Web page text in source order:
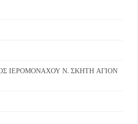
ΙΕΡΟΜΟΝΑΧΟΥ Ν. ΣΚΗΤΗ ΑΓΙΟΝ